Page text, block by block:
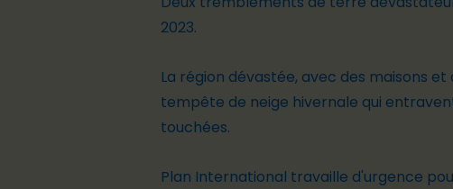
2023.
La région dévastée, avec des maisons
tempête de neige hivernale qui
touchées.
Plan International travaille d'urgence